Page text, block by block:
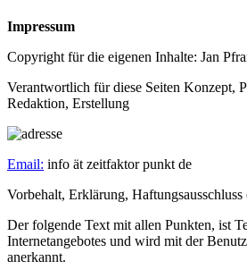
Impressum
Copyright für die eigenen Inhalte: Jan
Verantwortlich für diese Seiten Konzept,
Redaktion, Erstellung
Email: info ät zeitfaktor punkt de
Vorbehalt, Erklärung,
Der folgende Text mit allen Punkten, ist
Internetangebotes und wird mit der
anerkannt.